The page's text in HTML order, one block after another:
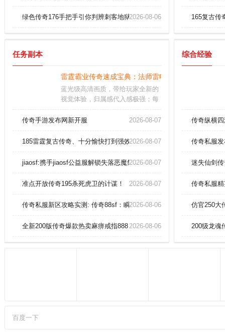
绿色传奇176手把手引你判辨刺客地狱火2026-08-06 165复古传
任务副本
雷霆霸业传奇速成宝典：法师雷电术碾压雷炎洞穴全
蓝光级高清画质，带给玩家全新的
视觉体验，归属感代入感极强；每
作战，感受非常强力的游戏玩法。
的操作技巧，从容走位畅快对战。
交流，超高爆率，还可以免费领取
传奇手游发布网新开服 2026-08-07
185雷霆复古传奇、十分愉快打到强效道术力药水。
2026-08-07
jiaosf:携手jiaosf公益服解锁失落恶魔祭坛2026-08-07
准点开放传奇195杀死虎卫的计谋！ 2026-08-07
传奇私服新区攻略实测: 传奇88sf：瞬间秒拍护身戒指？
2026-08-06
全新200版传奇爆款热卖麻痹戒指888！2026-08-06
综合经验
传奇纵横
传奇私服
迷失仙剑
传奇私服
仿官250大
200级龙魂
百度一下